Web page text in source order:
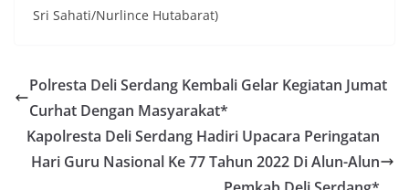
Sri Sahati/Nurlince Hutabarat)
Polresta Deli Serdang Kembali Gelar Kegiatan Jumat
Curhat Dengan Masyarakat*
Kapolresta Deli Serdang Hadiri Upacara Peringatan
Hari Guru Nasional Ke 77 Tahun 2022 Di Alun-Alun